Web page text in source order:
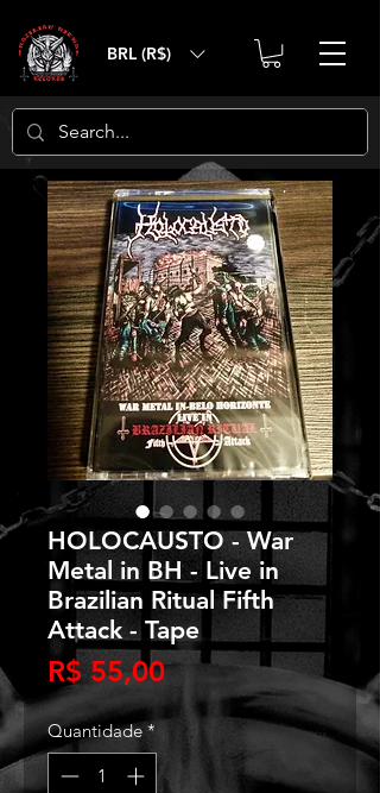
BRL (R$)
HOLOCAUSTO - War
Metal in BH - Live in
Brazilian Ritual Fifth
Attack - Tape
R$ 55,00Preço
Quantidade *